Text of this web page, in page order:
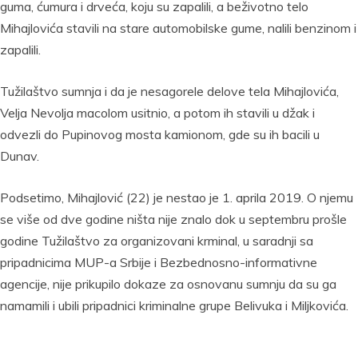
guma, ćumura i drveća, koju su zapalili, a beživotno telo
Mihajlovića stavili na stare automobilske gume, nalili benzinom i
zapalili.
Tužilaštvo sumnja i da je nesagorele delove tela Mihajlovića,
Velja Nevolja macolom usitnio, a potom ih stavili u džak i
odvezli do Pupinovog mosta kamionom, gde su ih bacili u
Dunav.
Podsetimo, Mihajlović (22) je nestao je 1. aprila 2019. O njemu
se više od dve godine ništa nije znalo dok u septembru prošle
godine Tužilaštvo za organizovani krminal, u saradnji sa
pripadnicima MUP-a Srbije i Bezbednosno-informativne
agencije, nije prikupilo dokaze za osnovanu sumnju da su ga
namamili i ubili pripadnici kriminalne grupe Belivuka i Miljkovića.